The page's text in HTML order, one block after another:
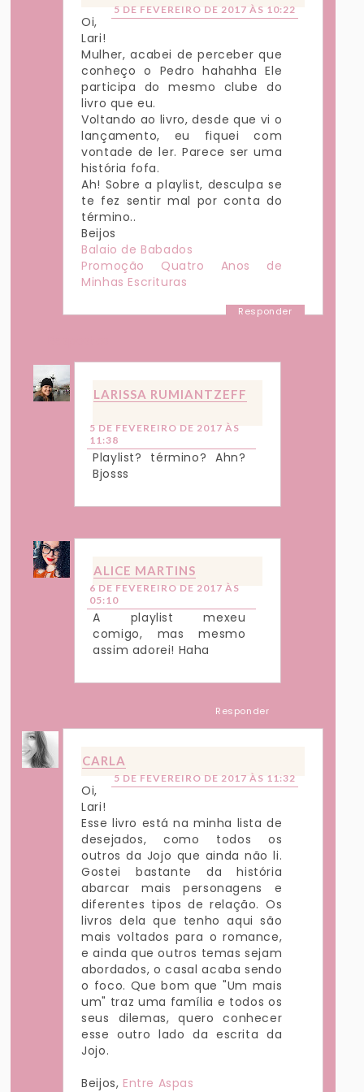
5 DE FEVEREIRO DE 2017 ÀS 10:22
Oi,
Lari!
Mulher, acabei de perceber que
conheço o Pedro hahahha Ele
participa do mesmo clube do
livro que eu.
Voltando ao livro, desde que vi o
lançamento, eu fiquei com
vontade de ler. Parece ser uma
história fofa.
Ah! Sobre a playlist, desculpa se
te fez sentir mal por conta do
término..
Beijos
Balaio de Babados
Promoção Quatro Anos de
Minhas Escrituras
Responder
LARISSA RUMIANTZEFF
5 DE FEVEREIRO DE 2017 ÀS
11:38
Playlist? término? Ahn?
Bjosss
ALICE MARTINS
6 DE FEVEREIRO DE 2017 ÀS
05:10
A playlist mexeu
comigo, mas mesmo
assim adorei! Haha
Responder
CARLA
5 DE FEVEREIRO DE 2017 ÀS 11:32
Oi,
Lari!
Esse livro está na minha lista de
desejados, como todos os
outros da Jojo que ainda não li.
Gostei bastante da história
abarcar mais personagens e
diferentes tipos de relação. Os
livros dela que tenho aqui são
mais voltados para o romance,
e ainda que outros temas sejam
abordados, o casal acaba sendo
o foco. Que bom que "Um mais
um" traz uma família e todos os
seus dilemas, quero conhecer
esse outro lado da escrita da
Jojo.
Beijos, Entre Aspas